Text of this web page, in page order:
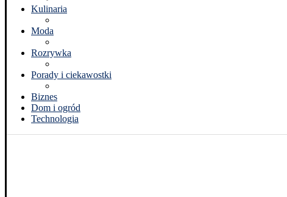
Kulinaria
Moda
Rozrywka
Porady i ciekawostki
Biznes
Dom i ogród
Technologia